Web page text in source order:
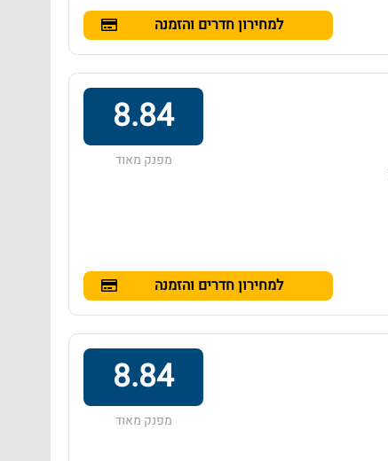
למחירון חדרים והזמנה
8.84
מפנק מאוד
למחירון חדרים והזמנה
8.84
מפנק מאוד